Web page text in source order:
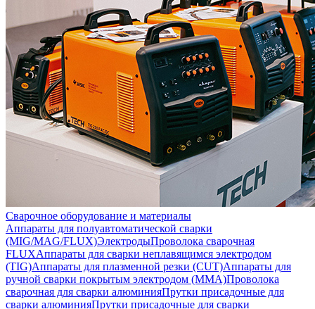
Сварочное оборудование и материалы
Аппараты для полуавтоматической сварки
(MIG/MAG/FLUX)ЭлектродыПроволока сварочная
FLUXАппараты для сварки неплавящимся электродом
(TIG)Аппараты для плазменной резки (CUT)Аппараты для
ручной сварки покрытым электродом (MMA)Проволока
сварочная для сварки алюминияПрутки присадочные для
сварки алюминияПрутки присадочные для сварки